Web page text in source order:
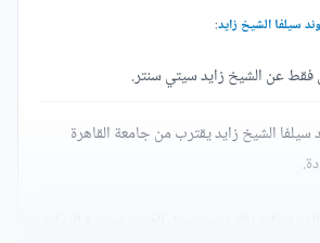
سيلفا الشيخ زايد:
سيلفا الشيخ زايد يقترب من جامعة القاهرة